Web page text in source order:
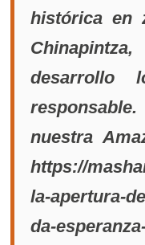
histórica en
desarrollo
nuestra
https://
la-apertura-
da-